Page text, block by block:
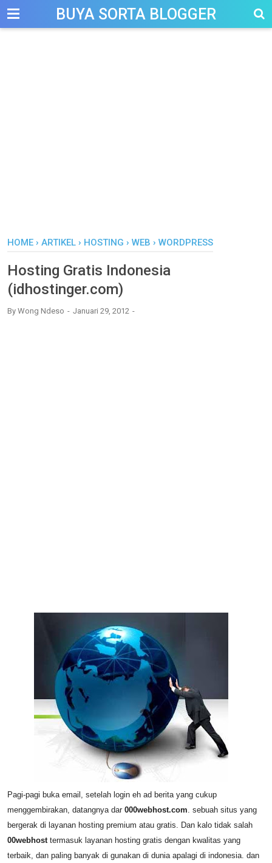
--> BUYA SORTA BLOGGER
HOME › ARTIKEL › HOSTING › WEB › WORDPRESS
Hosting Gratis Indonesia
(idhostinger.com)
By Wong Ndeso Januari 29, 2012
Pagi-pagi buka email, setelah login eh ad berita yang cukup
menggembirakan, datangnya dar 000webhost.com . sebuah situs yang
bergerak di layanan hosting premium atau gratis. Dan kalo tidak salah
00webhost termasuk layanan hosting gratis dengan kwalitas yang
terbaik, dan paling banyak di gunakan di dunia apalagi di indonesia. dan